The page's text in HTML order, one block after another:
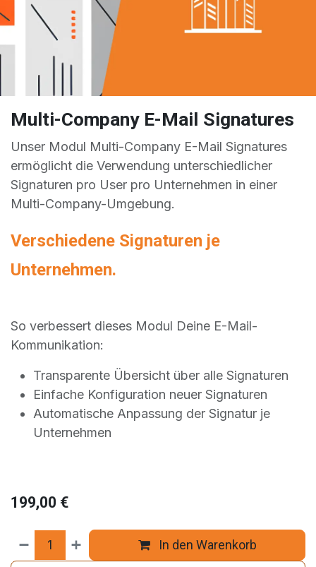
Multi-Company E-Mail Signatures
Unser Modul Multi-Company E-Mail Signatures
ermöglicht die Verwendung unterschiedlicher
Signaturen pro User pro Unternehmen in einer
Multi-Company-Umgebung.
Verschiedene Signaturen je
Unternehmen.
So verbessert dieses Modul Deine E-Mail-
Kommunikation:
Transparente Übersicht über alle Signaturen
Einfache Konfiguration neuer Signaturen
Automatische Anpassung der Signatur je
Unternehmen
199,00 €
In den Warenkorb